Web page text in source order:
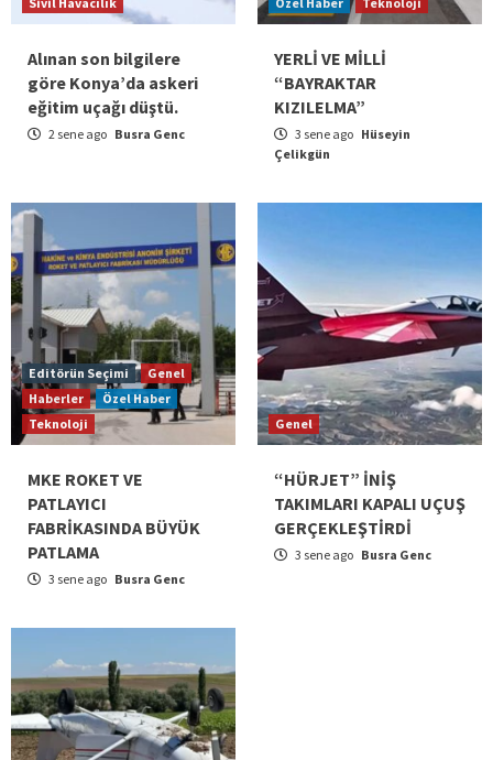
Alınan son bilgilere
göre Konya’da askeri
eğitim uçağı düştü.
2 sene ago Busra Genc
YERLİ VE MİLLİ
“BAYRAKTAR
KIZILELMA”
3 sene ago Hüseyin
Çelikgün
Editörün Seçimi
Genel
Haberler
Özel Haber
Teknoloji
MKE ROKET VE
PATLAYICI
FABRİKASINDA BÜYÜK
PATLAMA
3 sene ago Busra Genc
Genel
“HÜRJET” İNİŞ
TAKIMLARI KAPALI UÇUŞ
GERÇEKLEŞTİRDİ
3 sene ago Busra Genc